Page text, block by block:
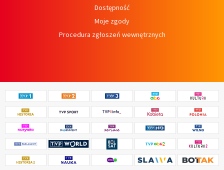
Dostępność
Moje zgody
Procedura zgłoszeń wewnętrznych